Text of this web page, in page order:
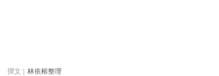
林依榕整理